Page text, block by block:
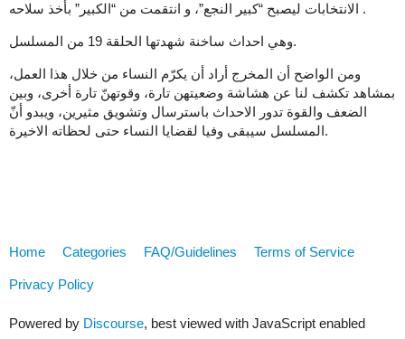
الانتخابات ليصبح “كبير النجع”، و انتقمت من “الكبير” بأخذ سلاحه .
وهي احداث ساخنة شهدتها الحلقة 19 من المسلسل.
ومن الواضح أن المخرج أراد أن يكرّم النساء من خلال هذا العمل،
بمشاهد تكشف لنا عن هشاشة وضعيتهن تارة، وقوتهنّ تارة أخرى، وبين
الضعف والقوة تدور الاحداث باسترسال وتشويق مثيرين، ويبدو أنّ
المسلسل سيبقى وفيا لقضايا النساء حتى لحظاته الاخيرة.
Home Categories FAQ/Guidelines Terms of Service
Privacy Policy
Powered by Discourse, best viewed with JavaScript enabled